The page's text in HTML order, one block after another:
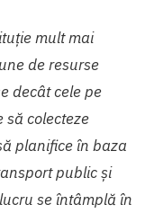
mult mai
de resurse
decât cele pe
să colecteze
planifice în baza
public și
se întâmplă în